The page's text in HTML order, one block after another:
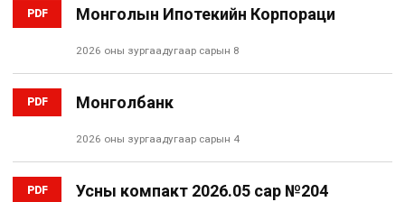
PDF Монголын Ипотекийн Корпораци
2026 оны зургаадугаар сарын 8
PDF Монголбанк
2026 оны зургаадугаар сарын 4
PDF Усны компакт 2026.05 сар №204